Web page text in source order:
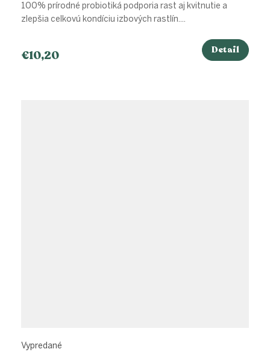
€10,20 Detail
100% prírodné probiotiká podporia rast aj kvitnutie a
zlepšia celkovú kondíciu izbových rastlín....
Vypredané